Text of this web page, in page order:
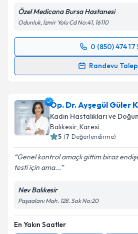
Özel Medicana Bursa Hastanesi
Odunluk, İzmir Yolu Cd No:41, 16110
0 (850) 474 17
Randevu
Randevu Takvimi Talebi
takvim hazırlandığında e-posta
E-posta Adresiniz
kapsamda işlenmesini kabul
Op. Dr. Ayşegül Güler
Kadın Hastalıkları ve
Balıkesir, Karesi
5 (7 Değerlendirme)
Genel kontrol amaçlı gittim biraz
testi için ama...
Nev Balıkesir
Paşaalanı Mah. 128. Sok No:20
En Yakın Saatler